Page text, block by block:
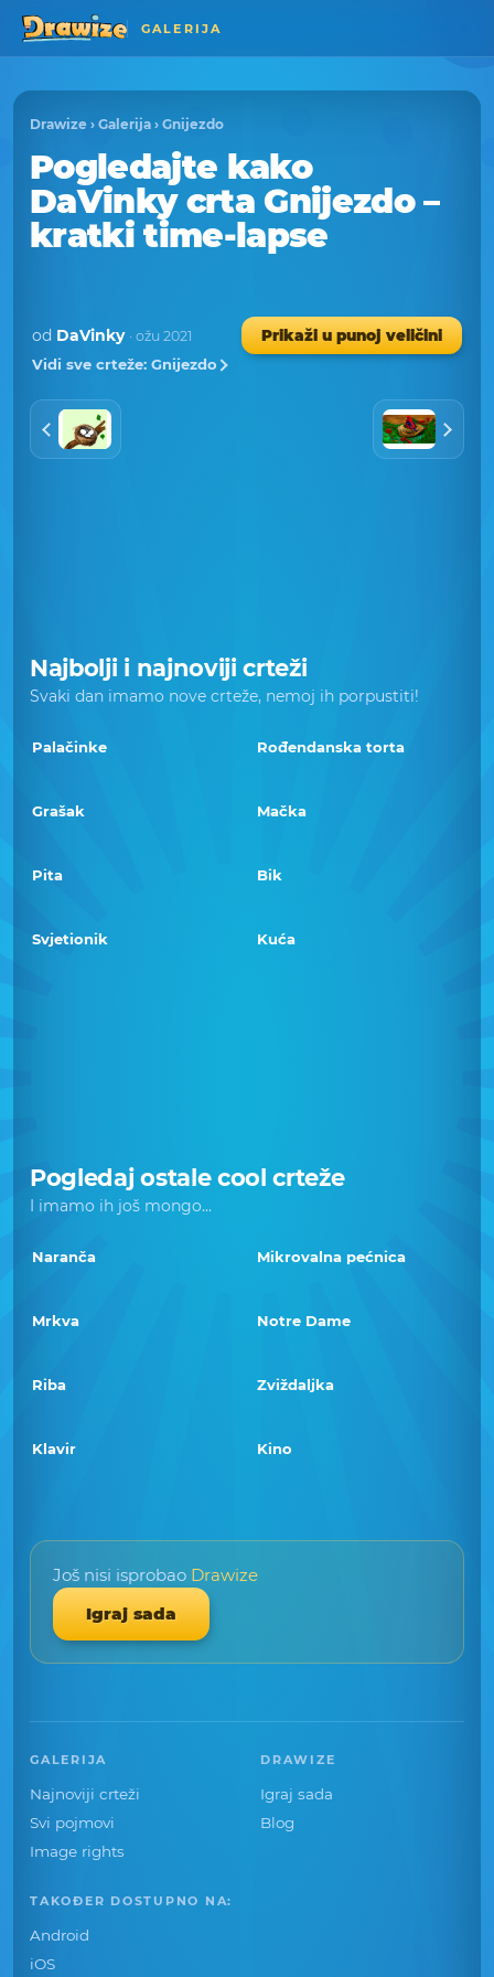
GALERIJA
Drawize › Galerija › Gnijezdo
Pogledajte kako
DaVinky crta Gnijezdo –
kratki time-lapse
od DaVinky · ožu 2021
Prikaži u punoj veličini
Vidi sve crteže: Gnijezdo
Najbolji i najnoviji crteži
Svaki dan imamo nove crteže, nemoj ih porpustiti!
Palačinke Rođendanska torta
Grašak Mačka
Pita Bik
Svjetionik Kuća
Pogledaj ostale cool crteže
I imamo ih još mongo...
Naranča Mikrovalna pećnica
Mrkva Notre Dame
Riba Zviždaljka
Klavir Kino
Još nisi isprobao Drawize
Igraj sada
GALERIJA
Najnoviji crteži
Svi pojmovi
Image rights
DRAWIZE
Igraj sada
Blog
TAKOĐER DOSTUPNO NA:
Android
iOS